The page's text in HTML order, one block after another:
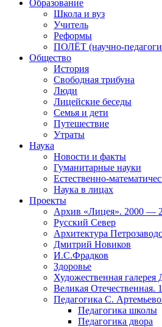
Образование
Школа и вуз
Учитель
Реформы
ПОЛЁТ (научно-
Общество
История
Свободная трибуна
Люди
Лицейские беседы
Семья и дети
Путешествие
Утраты
Наука
Новости и факты
Гуманитарные науки
Естественно-
Наука в лицах
Проекты
Архив «Лицея». 2000 —
Русский Север
Архитектура
Дмитрий Новиков
И.С.Фрадков
Здоровье
Художественная
Великая Отечественная.
Педагогика С.
Педагогика школы
Педагогика двора